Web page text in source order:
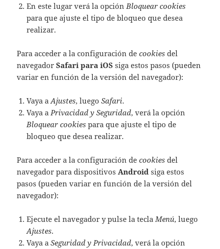
En este lugar verá la opciónBloquear cookies
para que ajuste el tipo de bloqueo que desea
realizar.
Para acceder a la configuración decookies del
navegadorSafari para iOS siga estos pasos (pueden
variar en función de la versión del navegador):
Vaya aAjustes, luegoSafari.
Vaya aPrivacidad y Seguridad, verá la opción
Bloquear cookies para que ajuste el tipo de
bloqueo que desea realizar.
Para acceder a la configuración decookies del
navegador para dispositivosAndroid siga estos
pasos (pueden variar en función de la versión del
navegador):
Ejecute el navegador y pulse la teclaMenú, luego
Ajustes.
Vaya aSeguridad y Privacidad, verá la opción